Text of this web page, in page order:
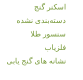
اسکنر گنج
دسته‌بندی نشده
سنسور طلا
فلزیاب
نشانه های گنج یابی